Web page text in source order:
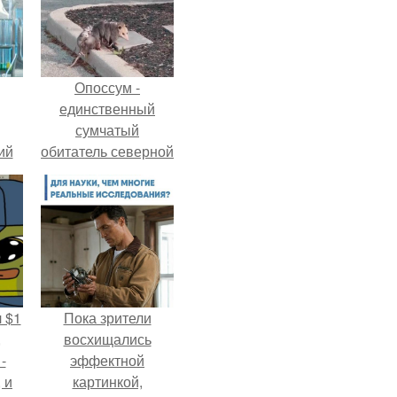
Опоссум -
единственный
сумчатый
обитатель северной
и
Пока зрители
восхищались
эффектной
картинкой,